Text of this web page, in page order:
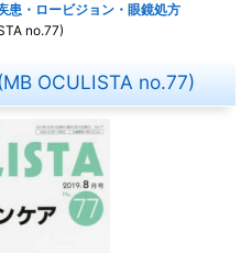
患・ロービジョン・眼鏡処方
no.77)
OCULISTA no.77)